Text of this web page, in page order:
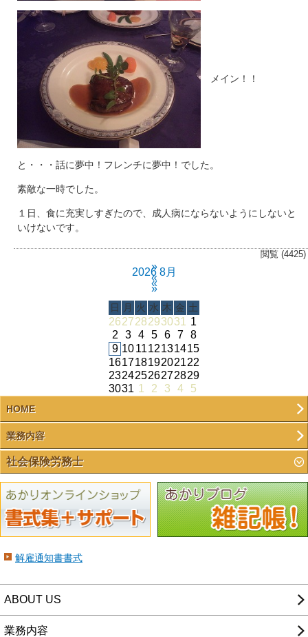
メイン！！
と・・・話に夢中！フレンチに夢中！でした。
素敵な一時でした。
１日、食に充実しすぎたので、成人病にならないようにしないと
いけないです。
閲覧 (4425)
«
«
2026 8月
»
»
日 月 火 水 木 金 土
262728293031 1
2
3 4 5 6 7
8
9 101112131415
16171819202122
23242526272829
3031 1 2 3 4 5
HOME
業務内容
社会保険労務士
解雇通知書書式
ABOUT US
業務内容